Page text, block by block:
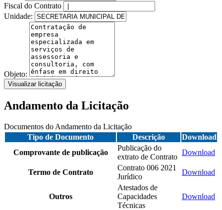
Fiscal do Contrato
Unidade:
Objeto:
Visualizar licitação
Andamento da Licitação
Documentos do Andamento da Licitação
Tipo de Documento
Descrição
Download
Comprovante de publicação
Publicação do
extrato de Contrato
Download
Termo de Contrato
Contrato 006 2021
Jurídico
Download
Outros
Atestados de
Capacidades
Técnicas
Download